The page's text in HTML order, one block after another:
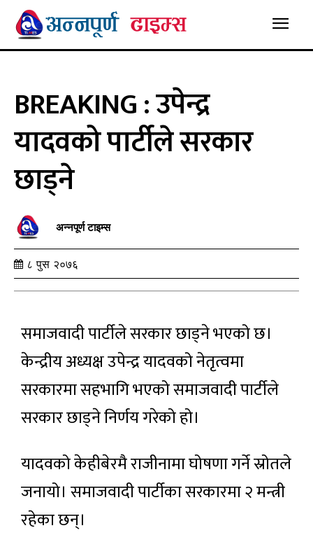
BREAKING : उपेन्द्र
यादवको पार्टीले सरकार
छाड्ने
अन्नपूर्ण टाइम्स
८ पुस २०७६
समाजवादी पार्टीले सरकार छाड्ने भएको छ।
केन्द्रीय अध्यक्ष उपेन्द्र यादवको नेतृत्वमा
सरकारमा सहभागि भएको समाजवादी पार्टीले
सरकार छाड्ने निर्णय गरेको हो।
यादवको केहीबेरमै राजीनामा घोषणा गर्ने स्रोतले
जनायो। समाजवादी पार्टीका सरकारमा २ मन्त्री
रहेका छन्।